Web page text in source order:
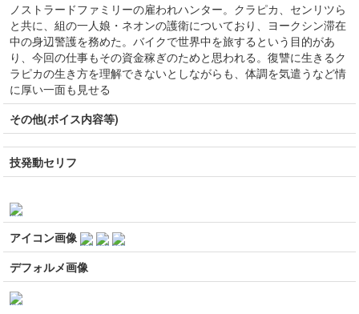
ノストラードファミリーの雇われハンター。クラピカ、センリツら
と共に、組の一人娘・ネオンの護衛についており、ヨークシン滞在
中の身辺警護を務めた。バイクで世界中を旅するという目的があ
り、今回の仕事もその資金稼ぎのためと思われる。復讐に生きるク
ラピカの生き方を理解できないとしながらも、体調を気遣うなど情
に厚い一面も見せる
その他(ボイス内容等)
技発動セリフ
アイコン画像
デフォルメ画像